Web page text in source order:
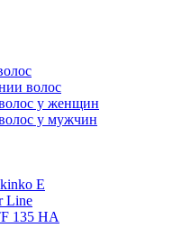
волос
у женщин
у мужчин
E
Line
135 HA